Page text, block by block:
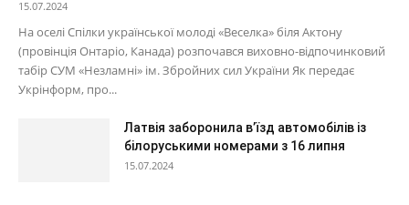
15.07.2024
На оселі Спілки української молоді «Веселка» біля Актону
(провінція Онтаріо, Канада) розпочався виховно-відпочинковий
табір СУМ «Незламні» ім. Збройних сил України Як передає
Укрінформ, про...
Латвія заборонила в’їзд автомобілів із
білоруськими номерами з 16 липня
15.07.2024